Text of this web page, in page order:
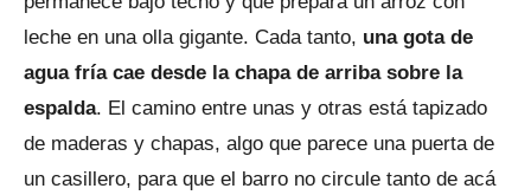
leche en una olla gigante. Cada tanto, una gota de
agua fría cae desde la chapa de arriba sobre la
espalda. El camino entre unas y otras está tapizado
de maderas y chapas, algo que parece una puerta de
un casillero, para que el barro no circule tanto de acá